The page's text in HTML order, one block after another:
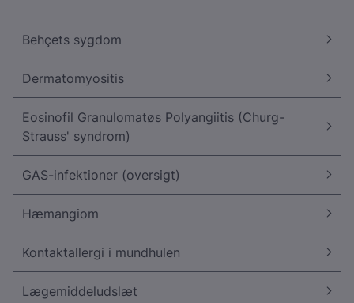
Behçets sygdom
Dermatomyositis
Eosinofil Granulomatøs Polyangiitis (Churg-
Strauss' syndrom)
GAS-infektioner (oversigt)
Hæmangiom
Kontaktallergi i mundhulen
Lægemiddeludslæt